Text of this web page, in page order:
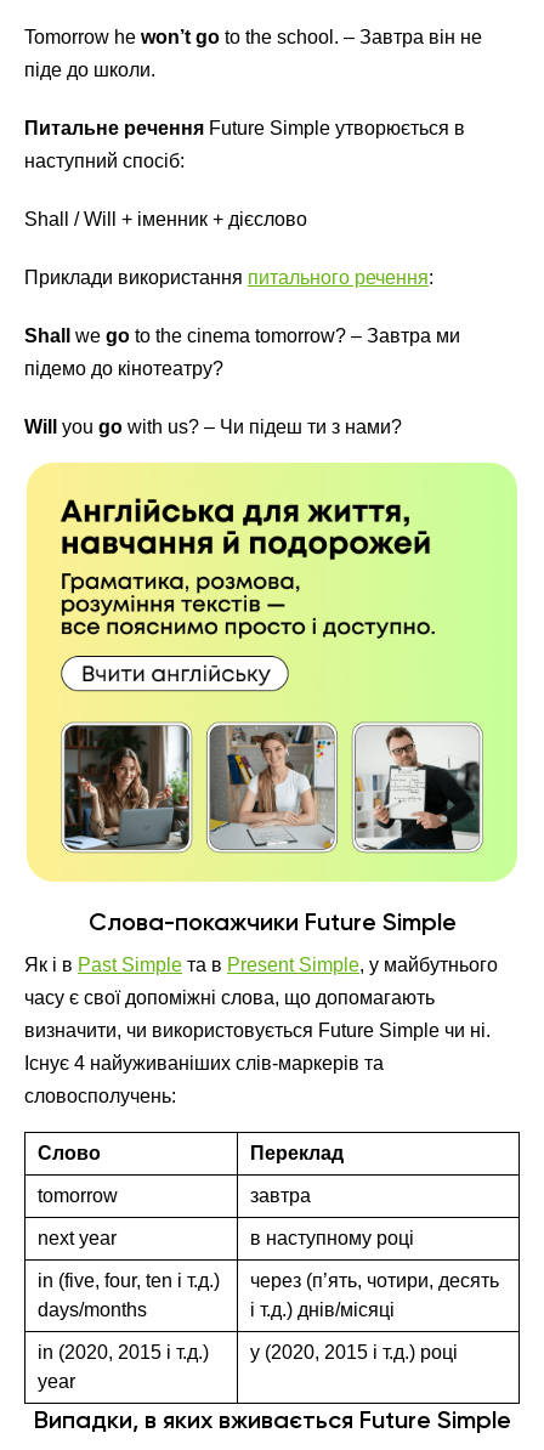
Tomorrow he won’t go to the school. – Завтра він не
піде до школи.
Питальне речення Future Simple утворюється в
наступний спосіб:
Shall / Will + іменник + дієслово
Приклади використання питального речення:
Shall we go to the cinema tomorrow? – Завтра ми
підемо до кінотеатру?
Will you go with us? – Чи підеш ти з нами?
Слова-покажчики Future Simple
Як і в Past Simple та в Present Simple, у майбутнього
часу є свої допоміжні слова, що допомагають
визначити, чи використовується Future Simple чи ні.
Існує 4 найуживаніших слів-маркерів та
словосполучень:
Слово Переклад
tomorrow завтра
next year в наступному році
in (five, four, ten і т.д.)
days/months
через (п’ять, чотири, десять
і т.д.) днів/місяці
in (2020, 2015 і т.д.)
year
у (2020, 2015 і т.д.) році
Випадки, в яких вживається Future Simple